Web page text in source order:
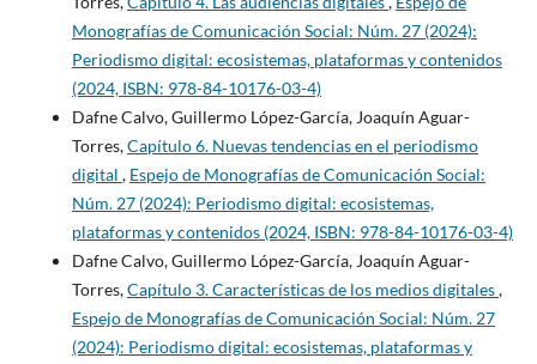
Monografías de Comunicación Social: Núm. 27 (2024):
Periodismo digital: ecosistemas, plataformas y contenidos
(2024, ISBN: 978-84-10176-03-4)
Dafne Calvo, Guillermo López-García, Joaquín Aguar-
Torres,Capítulo 6. Nuevas tendencias en el periodismo
digital , Espejo de Monografías de Comunicación Social:
Núm. 27 (2024): Periodismo digital: ecosistemas,
plataformas y contenidos (2024, ISBN: 978-84-10176-03-4)
Dafne Calvo, Guillermo López-García, Joaquín Aguar-
Torres,Capítulo 3. Características de los medios digitales,
Espejo de Monografías de Comunicación Social: Núm. 27
(2024): Periodismo digital: ecosistemas, plataformas y